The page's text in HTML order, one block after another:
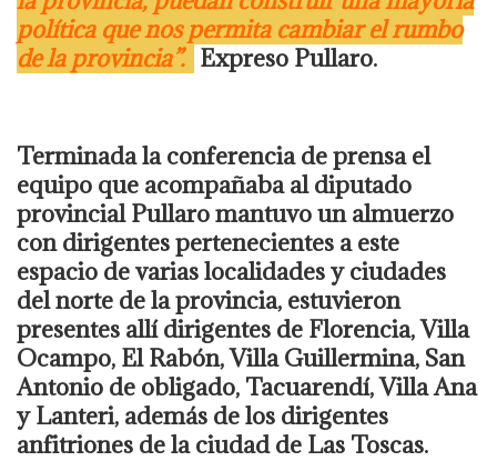
política que nos permita cambiar el rumbo
de la provincia”. Expreso Pullaro.
Terminada la conferencia de prensa el
equipo que acompañaba al diputado
provincial Pullaro mantuvo un almuerzo
con dirigentes pertenecientes a este
espacio de varias localidades y ciudades
del norte de la provincia, estuvieron
presentes allí dirigentes de Florencia, Villa
Ocampo, El Rabón, Villa Guillermina, San
Antonio de obligado, Tacuarendí, Villa Ana
y Lanteri, además de los dirigentes
anfitriones de la ciudad de Las Toscas.